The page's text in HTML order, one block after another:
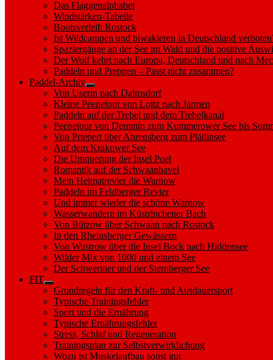
Das Flaggenalphabet
Windstärken-Tabelle
Bootsverleih Rostock
Ist Wildcampen und biwakieren in Deutschland
Spaziergänge an der See im Wald und die positive
Der Wolf kehrt nach Europa, Deutschland und nach
Paddeln und Preppen – Passt nicht zusammen?
Paddel-Archiv
Show
sub
menu
Von Userin nach Dalmsdorf
Kleine Peenetour von Loitz nach Jarmen
Paddeln auf der Trebel und dem Trebelkanal
Peenetour von Demmin zum Kummerower See bis
Von Priepert über Ahrensberg zum Plätlinsee
Auf dem Krakower See
Die Umquerung der Insel Poel
Romantik auf der Schwaanhavel
Mein Heimatrevier die Warnow
Paddeln im Feldberger Revier
Und immer wieder die schöne Warnow
Wasserwandern im Küstrinchener Bach
Von Bützow über Schwaan nach Rostock
In den Rheinsberger Gewässern
Von Wustrow über die Insel Bock nach Hiddensee
Wilder Mix von 1000 und einem See
Der Schweriner und der Sternberger See
FIT
Show
sub
menu
Grundregeln für den Kraft- und Ausdauersport
Typische Trainingsfehler
Sport und die Ernährung
Typische Ernährungsfehler
Stress, Schlaf und Regeneration
Trainingsplan zur Selbstverwirklichung
Wozu ist Muskelaufbau sonst gut